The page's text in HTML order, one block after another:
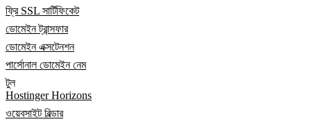
ফ্রি SSL সার্টিফিকেট
ডোমেইন ট্রান্সফার
ডোমেইন এক্সটেনশন
পার্সোনাল ডোমেইন নেম
টুল
Hostinger Horizons
ওয়েবসাইট বিল্ডার